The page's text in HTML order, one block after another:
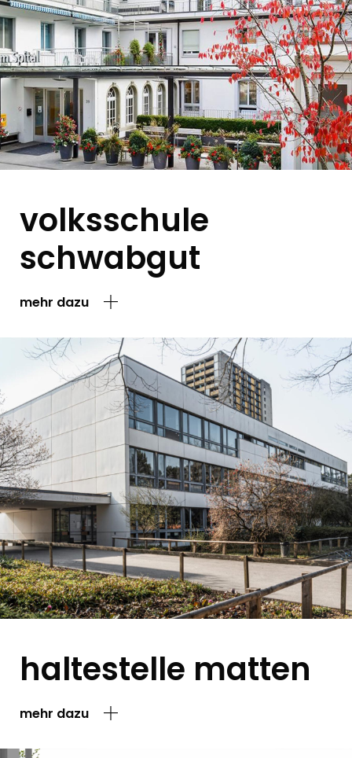
volksschule
schwabgut
mehr dazu
haltestelle matten
mehr dazu